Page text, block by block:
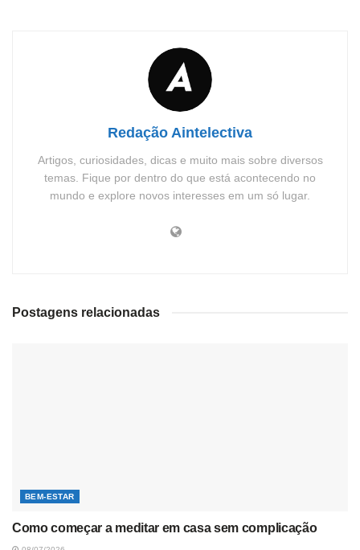
Redação Aintelectiva
Artigos, curiosidades, dicas e muito mais sobre diversos
temas. Fique por dentro do que está acontecendo no
mundo e explore novos interesses em um só lugar.
Postagens relacionadas
BEM-ESTAR
Como começar a meditar em casa sem complicação